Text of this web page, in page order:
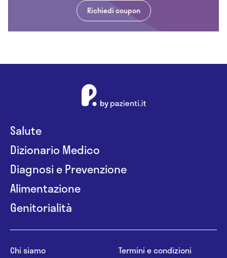
Richiedi coupon
Salute
Dizionario Medico
Diagnosi e Prevenzione
Alimentazione
Genitorialità
Chi siamo
Termini e condizioni